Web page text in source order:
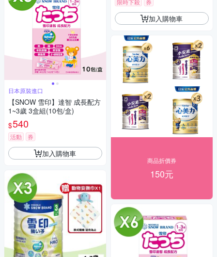
日本原裝進口
【SNOW 雪印】達智 成長配方
1~3歲 3盒組(10包/盒)
$540
活動 券
加入購物車
限時下殺
券
加入購物車
商品折價券
150元